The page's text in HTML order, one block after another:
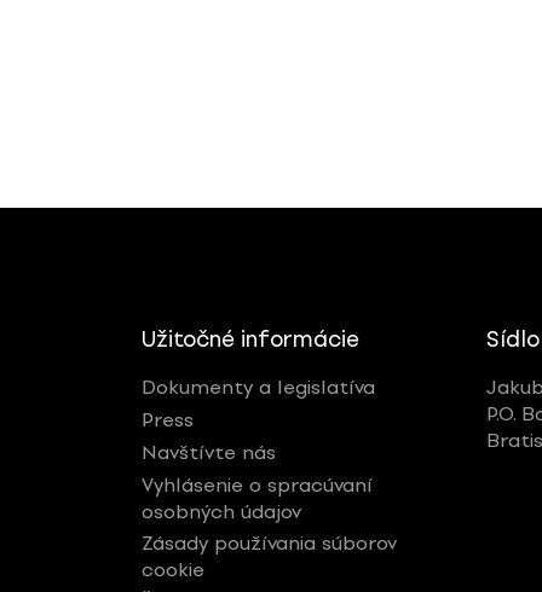
Užitočné informácie
Dokumenty a legislatíva
Press
Navštívte nás
Vyhlásenie o spracúvaní
osobných údajov
Zásady používania súborov
cookie
P.O.